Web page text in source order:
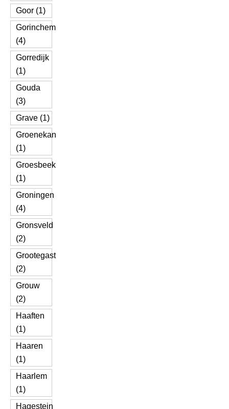
Goor (1)
Gorinchem
(4)
Gorredijk
(1)
Gouda
(3)
Grave (1)
Groenekan
(1)
Groesbeek
(1)
Groningen
(4)
Gronsveld
(2)
Grootegast
(2)
Grouw
(2)
Haaften
(1)
Haaren
(1)
Haarlem
(1)
Hagestein